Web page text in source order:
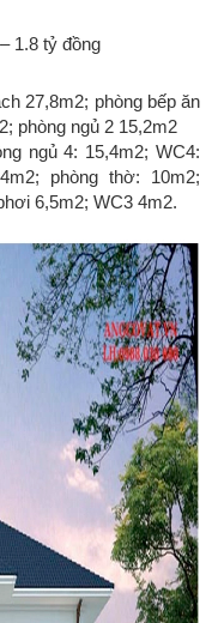
1.8 tỷ đồng
27,8m2; phòng bếp ăn
phòng ngủ 2 15,2m2
ngủ 4: 15,4m2; WC4:
phòng thờ: 10m2;
6,5m2; WC3 4m2.